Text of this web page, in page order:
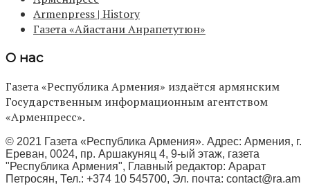
Armenpress | History
Газета «Айастани Анрапетутюн»
О нас
Газета «Республика Армения» издаётся армянским
Государственным информационным агентством
«Арменпресс».
© 2021 Газета «Республика Армения». Адрес: Армения, г.
Ереван, 0024, пр. Аршакуняц 4, 9-ый этаж, газета
"Республика Армения", Главный редактор: Арарат
Петросян, Тел.: +374 10 545700, Эл. почта: contact@ra.am